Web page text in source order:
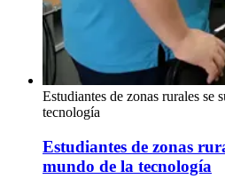
Estudiantes de zonas rurales se
tecnología
Estudiantes de zonas
mundo de la tecnología